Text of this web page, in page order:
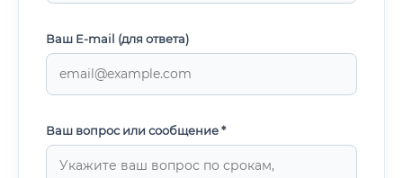
Ваш E-mail (для ответа)
Ваш вопрос или сообщение *